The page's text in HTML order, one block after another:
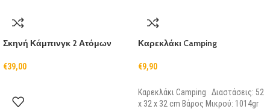
Σκηνή Κάμπινγκ 2 Ατόμων
€39,00
Καρεκλάκι Camping
€9,90
Καρεκλάκι Camping Διαστάσεις: 52
x 32 x 32 cm Βάρος Μικρού: 1014gr